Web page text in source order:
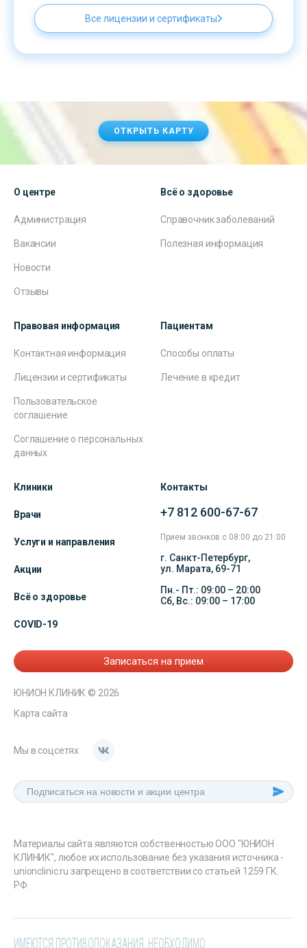
Все лицензии и сертификаты
ОТКРЫТЬ КАРТУ
О центре
Администрация
Вакансии
Новости
Отзывы
Всё о здоровье
Справочник заболеваний
Полезная информация
Правовая информация
Контактная информация
Лицензии и сертификаты
Пользовательское
соглашение
Соглашение о персональных
данных
Пациентам
Способы оплаты
Лечение в кредит
Клиники
Врачи
Услуги и направления
Акции
Всё о здоровье
COVID-19
Контакты
+7 812 600-67-67
Прием звонков с 08:00 до 21:00
г. Санкт-Петербург,
ул. Марата, 69-71
Пн.- Пт.: 09:00 – 20:00
Сб, Вс.: 09:00 – 17:00
Записаться на прием
ЮНИОН КЛИНИК © 2026
Карта сайта
Мы в соцсетях
Материалы сайта являются собственностью ООО "ЮНИОН
КЛИНИК", любое их использование без указания источника -
unionclinic.ru запрещено в соответствии со статьей 1259 ГК.
РФ.
ИМЕЮТСЯ ПРОТИВОПОКАЗАНИЯ. НЕОБХОДИМО